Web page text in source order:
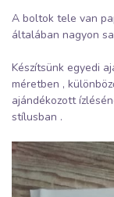
A boltok tele van
általában nagyon
Készítsünk egyedi
méretben ,
ajándékozott
stílusban .